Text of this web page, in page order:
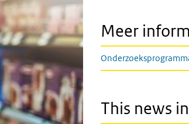
Meer
This news